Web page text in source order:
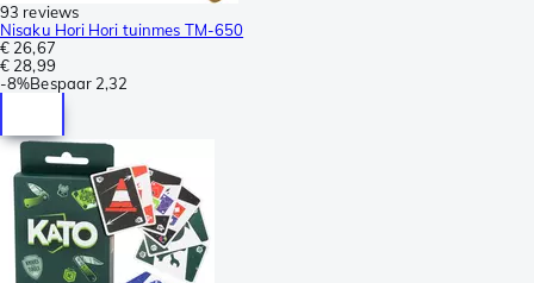
93 reviews
Nisaku Hori Hori tuinmes TM-650
€ 26,67
€ 28,99
-8%Bespaar 2,32